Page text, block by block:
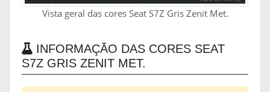
Vista geral das cores Seat S7Z Gris Zenit Met.
INFORMAÇÃO DAS CORES SEAT
S7Z GRIS ZENIT MET.